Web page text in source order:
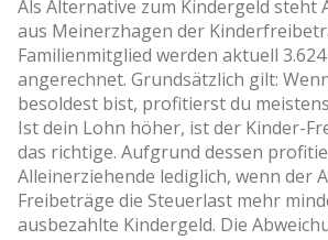
Als Alternative zum Kindergeld steht
aus Meinerzhagen der
Familienmitglied werden aktuell
angerechnet. Grundsätzlich gilt:
besoldest bist, profitierst du
Ist dein Lohn höher, ist der Kinder-
das richtige. Aufgrund dessen
Alleinerziehende lediglich, wenn der
Freibeträge die Steuerlast mehr
ausbezahlte Kindergeld. Die